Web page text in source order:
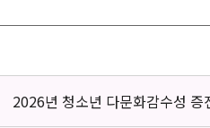
2026년 청소년 다문화감수성